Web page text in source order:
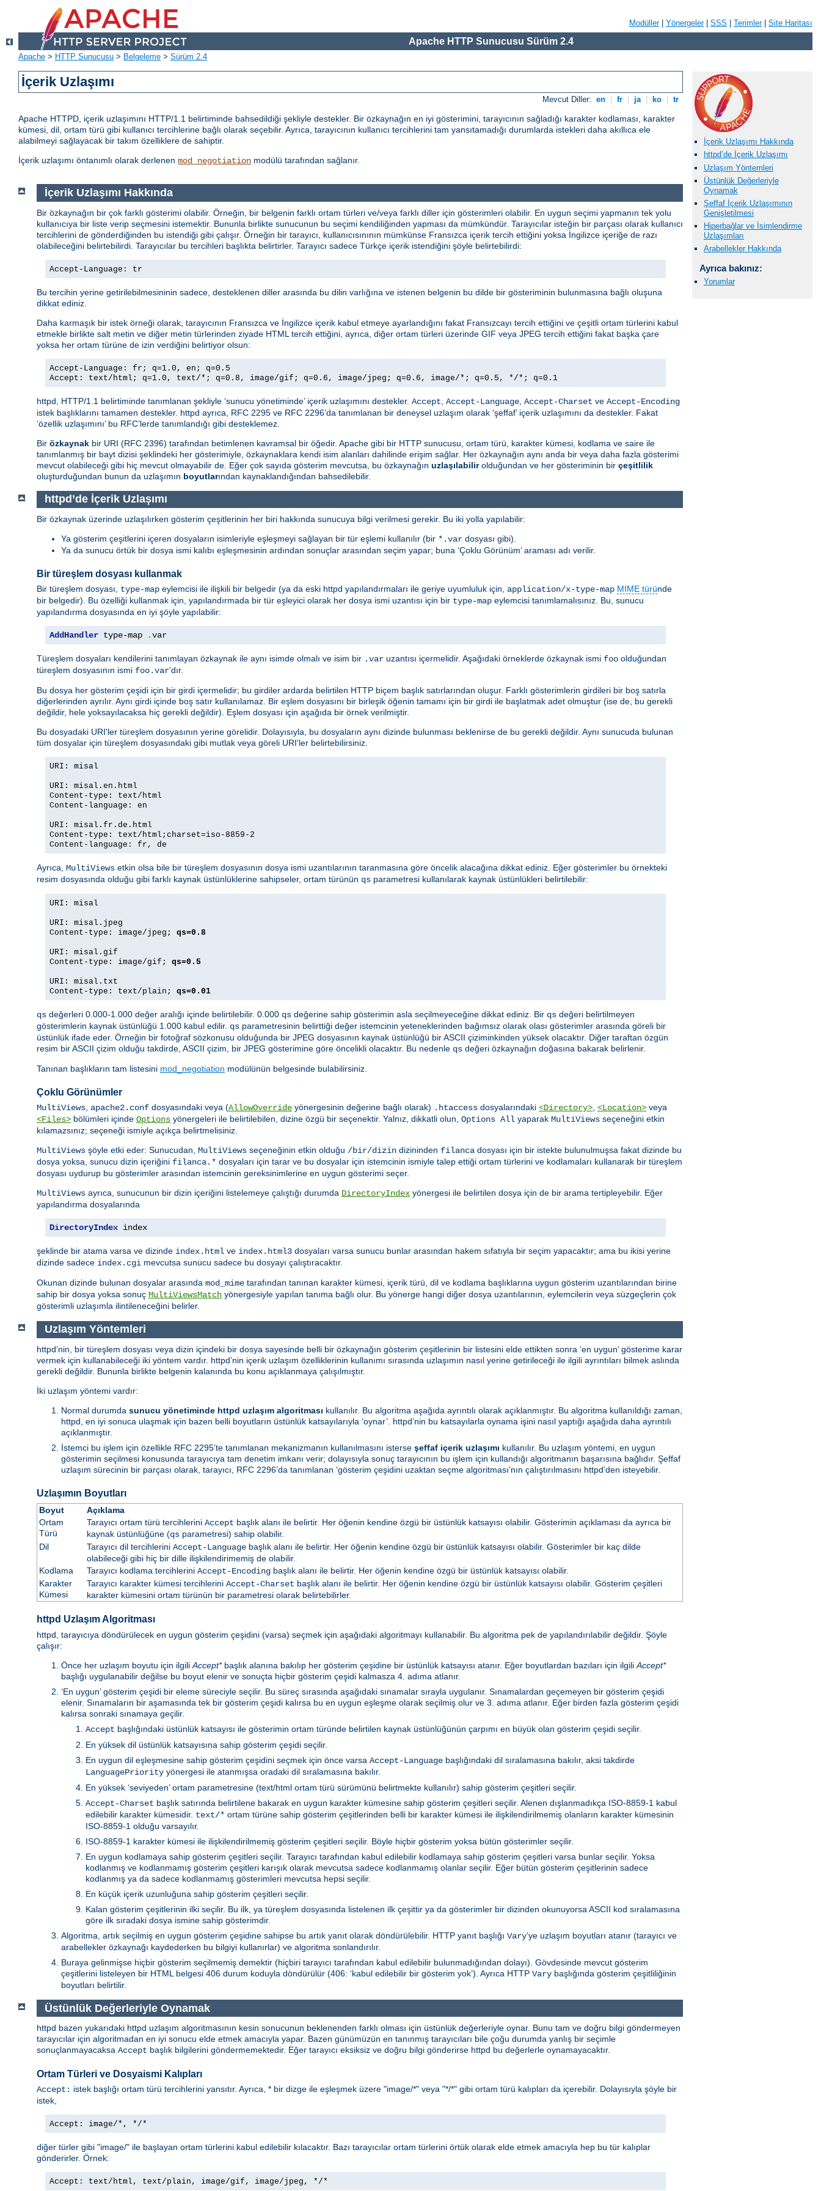
Modüller| Yönergeler| SSS Terimler| Site Haritası
Apache HTTP Sunucusu Sürüm 2.4
Apache > HTTP Sunucusu > Belgeleme > Sürüm 2.4
İçerik Uzlaşımı
Mevcut Diller: en fr ja ko tr
Apache HTTPD, içerik uzlaşımını HTTP/1.1 belirtiminde bahsedildiği şekliyle destekler. Bir özkaynağın en iyi gösterimini, tarayıcının sağladığı karakter kodlaması, karakter
kümesi, dil, ortam türü gibi kullanıcı tercihlerine bağlı olarak seçebilir. Ayrıca, tarayıcının kullanıcı tercihlerini tam yansıtamadığı durumlarda istekleri daha akıllıca ele
alabilmeyi sağlayacak bir takım özelliklere de sahiptir.
İçerik uzlaşımı öntanımlı olarak derlenen mod_negotiation modülü tarafından sağlanır.
İçerik Uzlaşımı Hakkında
httpd’de İçerik Uzlaşımı
Uzlaşım Yöntemleri
Üstünlük Değerleriyle
Oynamak
Şeffaf İçerik Uzlaşımının
Genişletilmesi
Hiperbağlar ve İsimlendirme
Uzlaşımları
Arabellekler Hakkında
Ayrıca bakınız:
Yorumlar
İçerik Uzlaşımı Hakkında
Bir özkaynağın bir çok farklı gösterimi olabilir. Örneğin, bir belgenin farklı ortam türleri ve/veya farklı diller için gösterimleri olabilir. En uygun seçimi yapmanın tek yolu
kullanıcıya bir liste verip seçmesini istemektir. Bununla birlikte sunucunun bu seçimi kendiliğinden yapması da mümkündür. Tarayıcılar isteğin bir parçası olarak kullanıcı
tercihlerini de gönderdiğinden bu istendiği gibi çalışır. Örneğin bir tarayıcı, kullanıcısınının mümkünse Fransızca içerik tercih ettiğini yoksa İngilizce içeriğe de razı
olabileceğini belirtebilirdi. Tarayıcılar bu tercihleri başlıkta belirtirler. Tarayıcı sadece Türkçe içerik istendiğini şöyle belirtebilirdi:
Accept-Language: tr
Bu tercihin yerine getirilebilmesininin sadece, desteklenen diller arasında bu dilin varlığına ve istenen belgenin bu dilde bir gösteriminin bulunmasına bağlı oluşuna
dikkat ediniz.
Daha karmaşık bir istek örneği olarak, tarayıcının Fransızca ve İngilizce içerik kabul etmeye ayarlandığını fakat Fransızcayı tercih ettiğini ve çeşitli ortam türlerini kabul
etmekle birlikte salt metin ve diğer metin türlerinden ziyade HTML tercih ettiğini, ayrıca, diğer ortam türleri üzerinde GIF veya JPEG tercih ettiğini fakat başka çare
yoksa her ortam türüne de izin verdiğini belirtiyor olsun:
Accept-Language: fr; q=1.0, en; q=0.5
Accept: text/html; q=1.0, text/*; q=0.8, image/gif; q=0.6, image/jpeg; q=0.6, image/*; q=0.5, */*; q=0.1
httpd, HTTP/1.1 belirtiminde tanımlanan şekliyle ‘sunucu yönetiminde’ içerik uzlaşımını destekler. Accept Accept-Language Accept-Charset ve Accept-Encoding
istek başlıklarını tamamen destekler. httpd ayrıca, RFC 2295 ve RFC 2296’da tanımlanan bir deneysel uzlaşım olarak ‘şeffaf’ içerik uzlaşımını da destekler. Fakat
‘özellik uzlaşımını’ bu RFC’lerde tanımlandığı gibi desteklemez.
Bir özkaynak bir URI (RFC 2396) tarafından betimlenen kavramsal bir öğedir. Apache gibi bir HTTP sunucusu, ortam türü, karakter kümesi, kodlama ve saire ile
tanımlanmış bir bayt dizisi şeklindeki her gösterimiyle, özkaynaklara kendi isim alanları dahilinde erişim sağlar. Her özkaynağın aynı anda bir veya daha fazla gösterimi
mevcut olabileceği gibi hiç mevcut olmayabilir de. Eğer çok sayıda gösterim mevcutsa, bu özkaynağın uzlaşılabilirolduğundan ve her gösteriminin bir çeşitlilik
oluşturduğundan bunun da uzlaşımın boyutlarından kaynaklandığından bahsedilebilir.
httpd’de İçerik Uzlaşımı
Bir özkaynak üzerinde uzlaşılırken gösterim çeşitlerinin her biri hakkında sunucuya bilgi verilmesi gerekir. Bu iki yolla yapılabilir:
Ya gösterim çeşitlerini içeren dosyaların isimleriyle eşleşmeyi sağlayan bir tür eşlemi kullanılır (bir *.var dosyası gibi).
Ya da sunucu örtük bir dosya ismi kalıbı eşleşmesinin ardından sonuçlar arasından seçim yapar; buna ‘Çoklu Görünüm’ araması adı verilir.
Bir türeşlem dosyası kullanmak
Bir türeşlem dosyası, type-map eylemcisi ile ilişkili bir belgedir (ya da eski httpd yapılandırmaları ile geriye uyumluluk için, application/x-type-map MIME türünde
bir belgedir). Bu özelliği kullanmak için, yapılandırmada bir tür eşleyici olarak her dosya ismi uzantısı için bir type-map eylemcisi tanımlamalısınız. Bu, sunucu
yapılandırma dosyasında en iyi şöyle yapılabilir:
AddHandler type-map .var
Türeşlem dosyaları kendilerini tanımlayan özkaynak ile aynı isimde olmalı ve isim bir .var uzantısı içermelidir. Aşağıdaki örneklerde özkaynak ismi foo olduğundan
türeşlem dosyasının ismi foo.var'dır.
Bu dosya her gösterim çeşidi için bir girdi içermelidir; bu girdiler ardarda belirtilen HTTP biçem başlık satırlarından oluşur. Farklı gösterimlerin girdileri bir boş satırla
diğerlerinden ayrılır. Aynı girdi içinde boş satır kullanılamaz. Bir eşlem dosyasını bir birleşik öğenin tamamı için bir girdi ile başlatmak adet olmuştur (ise de, bu gerekli
değildir, hele yoksayılacaksa hiç gerekli değildir). Eşlem dosyası için aşağıda bir örnek verilmiştir.
Bu dosyadaki URI'ler türeşlem dosyasının yerine görelidir. Dolayısıyla, bu dosyaların aynı dizinde bulunması beklenirse de bu gerekli değildir. Aynı sunucuda bulunan
tüm dosyalar için türeşlem dosyasındaki gibi mutlak veya göreli URI'ler belirtebilirsiniz.
URI: misal
URI: misal.en.html
Content-type: text/html
Content-language: en
URI: misal.fr.de.html
Content-type: text/html;charset=iso-8859-2
Content-language: fr, de
Ayrıca, MultiViews etkin olsa bile bir türeşlem dosyasının dosya ismi uzantılarının taranmasına göre öncelik alacağına dikkat ediniz. Eğer gösterimler bu örnekteki
resim dosyasında olduğu gibi farklı kaynak üstünlüklerine sahipseler, ortam türünün qs parametresi kullanılarak kaynak üstünlükleri belirtilebilir:
URI: misal
URI: misal.jpeg
Content-type: image/jpeg; qs=0.8
URI: misal.gif
Content-type: image/gif; qs=0.5
URI: misal.txt
Content-type: text/plain; qs=0.01
qs değerleri 0.000-1.000 değer aralığı içinde belirtilebilir. 0.000 qs değerine sahip gösterimin asla seçilmeyeceğine dikkat ediniz. Bir qs değeri belirtilmeyen
gösterimlerin kaynak üstünlüğü 1.000 kabul edilir. qs parametresinin belirttiği değer istemcinin yeteneklerinden bağımsız olarak olası gösterimler arasında göreli bir
üstünlük ifade eder. Örneğin bir fotoğraf sözkonusu olduğunda bir JPEG dosyasının kaynak üstünlüğü bir ASCII çiziminkinden yüksek olacaktır. Diğer taraftan özgün
resim bir ASCII çizim olduğu takdirde, ASCII çizim, bir JPEG gösterimine göre öncelikli olacaktır. Bu nedenle qs değeri özkaynağın doğasına bakarak belirlenir.
Tanınan başlıkların tam listesini mod_negotiation modülünün belgesinde bulabilirsiniz.
Çoklu Görünümler
MultiViews, apache2.conf dosyasındaki veya (AllowOverride yönergesinin değerine bağlı olarak) .htaccess dosyalarındaki <Directory>, <Location> veya
<Files> bölümleri içinde Options yönergeleri ile belirtilebilen, dizine özgü bir seçenektir. Yalnız, dikkatli olun, Options All yaparak MultiViews seçeneğini etkin
kılamazsınız; seçeneği ismiyle açıkça belirtmelisiniz.
MultiViews şöyle etki eder: Sunucudan, MultiViews seçeneğinin etkin olduğu /bir/dizin dizininden filanca dosyası için bir istekte bulunulmuşsa fakat dizinde bu
dosya yoksa, sunucu dizin içeriğini filanca.* dosyaları için tarar ve bu dosyalar için istemcinin ismiyle talep ettiği ortam türlerini ve kodlamaları kullanarak bir türeşlem
dosyası uydurup bu gösterimler arasından istemcinin gereksinimlerine en uygun gösterimi seçer.
MultiViews ayrıca, sunucunun bir dizin içeriğini listelemeye çalıştığı durumda DirectoryIndex yönergesi ile belirtilen dosya için de bir arama tertipleyebilir. Eğer
yapılandırma dosyalarında
DirectoryIndex index
şeklinde bir atama varsa ve dizinde index.html ve index.html3 dosyaları varsa sunucu bunlar arasından hakem sıfatıyla bir seçim yapacaktır; ama bu ikisi yerine
dizinde sadece index.cgi mevcutsa sunucu sadece bu dosyayı çalıştıracaktır.
Okunan dizinde bulunan dosyalar arasında mod_mime tarafından tanınan karakter kümesi, içerik türü, dil ve kodlama başlıklarına uygun gösterim uzantılarından birine
sahip bir dosya yoksa sonuç MultiViewsMatch yönergesiyle yapılan tanıma bağlı olur. Bu yönerge hangi diğer dosya uzantılarının, eylemcilerin veya süzgeçlerin çok
gösterimli uzlaşımla ilintileneceğini belirler.
Uzlaşım Yöntemleri
httpd’nin, bir türeşlem dosyası veya dizin içindeki bir dosya sayesinde belli bir özkaynağın gösterim çeşitlerinin bir listesini elde ettikten sonra ‘en uygun’ gösterime karar
vermek için kullanabileceği iki yöntem vardır. httpd’nin içerik uzlaşım özelliklerinin kullanımı sırasında uzlaşımın nasıl yerine getirileceği ile ilgili ayrıntıları bilmek aslında
gerekli değildir. Bununla birlikte belgenin kalanında bu konu açıklanmaya çalışılmıştır.
İki uzlaşım yöntemi vardır:
Normal durumda sunucu yönetiminde httpd uzlaşım algoritması kullanılır. Bu algoritma aşağıda ayrıntılı olarak açıklanmıştır. Bu algoritma kullanıldığı zaman,
httpd, en iyi sonuca ulaşmak için bazen belli boyutların üstünlük katsayılarıyla ‘oynar’. httpd’nin bu katsayılarla oynama işini nasıl yaptığı aşağıda daha ayrıntılı
açıklanmıştır.
İstemci bu işlem için özellikle RFC 2295’te tanımlanan mekanizmanın kullanılmasını isterse şeffaf içerik uzlaşımı kullanılır. Bu uzlaşım yöntemi, en uygun
gösterimin seçilmesi konusunda tarayıcıya tam denetim imkanı verir; dolayısıyla sonuç tarayıcının bu işlem için kullandığı algoritmanın başarısına bağlıdır. Şeffaf
uzlaşım sürecinin bir parçası olarak, tarayıcı, RFC 2296’da tanımlanan ‘gösterim çeşidini uzaktan seçme algoritması’nın çalıştırılmasını httpd’den isteyebilir.
Uzlaşımın Boyutları
Boyut
Açıklama
Ortam
Türü
Tarayıcı ortam türü tercihlerini Accept başlık alanı ile belirtir. Her öğenin kendine özgü bir üstünlük katsayısı olabilir. Gösterimin açıklaması da ayrıca bir
kaynak üstünlüğüne (qsparametresi) sahip olabilir.
Dil
Tarayıcı dil tercihlerini Accept-Languagebaşlık alanı ile belirtir. Her öğenin kendine özgü bir üstünlük katsayısı olabilir. Gösterimler bir kaç dilde
olabileceği gibi hiç bir dille ilişkilendirimemiş de olabilir.
Kodlama
Tarayıcı kodlama tercihlerini Accept-Encodingbaşlık alanı ile belirtir. Her öğenin kendine özgü bir üstünlük katsayısı olabilir.
Karakter
Kümesi
Tarayıcı karakter kümesi tercihlerini Accept-Charset başlık alanı ile belirtir. Her öğenin kendine özgü bir üstünlük katsayısı olabilir. Gösterim çeşitleri
karakter kümesini ortam türünün bir parametresi olarak belirtebilirler.
httpd Uzlaşım Algoritması
httpd, tarayıcıya döndürülecek en uygun gösterim çeşidini (varsa) seçmek için aşağıdaki algoritmayı kullanabilir. Bu algoritma pek de yapılandırılabilir değildir. Şöyle
çalışır:
Önce her uzlaşım boyutu için ilgili Accept*başlık alanına bakılıp her gösterim çeşidine bir üstünlük katsayısı atanır. Eğer boyutlardan bazıları için ilgili Accept*
başlığı uygulanabilir değilse bu boyut elenir ve sonuçta hiçbir gösterim çeşidi kalmasza 4. adıma atlanır.
‘En uygun’ gösterim çeşidi bir eleme süreciyle seçilir. Bu süreç sırasında aşağıdaki sınamalar sırayla uygulanır. Sınamalardan geçemeyen bir gösterim çeşidi
elenir. Sınamaların bir aşamasında tek bir gösterim çeşidi kalırsa bu en uygun eşleşme olarak seçilmiş olur ve 3. adıma atlanır. Eğer birden fazla gösterim çeşidi
kalırsa sonraki sınamaya geçilir.
Accept başlığındaki üstünlük katsayısı ile gösterimin ortam türünde belirtilen kaynak üstünlüğünün çarpımı en büyük olan gösterim çeşidi seçilir.
En yüksek dil üstünlük katsayısına sahip gösterim çeşidi seçilir.
En uygun dil eşleşmesine sahip gösterim çeşidini seçmek için önce varsa Accept-Language başlığındaki dil sıralamasına bakılır, aksi takdirde
LanguagePriority yönergesi ile atanmışsa oradaki dil sıralamasına bakılır.
En yüksek ‘seviyeden’ ortam parametresine (text/html ortam türü sürümünü belirtmekte kullanılır) sahip gösterim çeşitleri seçilir.
Accept-Charset başlık satırında belirtilene bakarak en uygun karakter kümesine sahip gösterim çeşitleri seçilir. Alenen dışlanmadıkça ISO-8859-1 kabul
edilebilir karakter kümesidir. text/* ortam türüne sahip gösterim çeşitlerinden belli bir karakter kümesi ile ilişkilendirilmemiş olanların karakter kümesinin
ISO-8859-1 olduğu varsayılır.
ISO-8859-1 karakter kümesi ile ilişkilendirilmemiş gösterim çeşitleri seçilir. Böyle hiçbir gösterim yoksa bütün gösterimler seçilir.
En uygun kodlamaya sahip gösterim çeşitleri seçilir. Tarayıcı tarafından kabul edilebilir kodlamaya sahip gösterim çeşitleri varsa bunlar seçilir. Yoksa
kodlanmış ve kodlanmamış gösterim çeşitleri karışık olarak mevcutsa sadece kodlanmamış olanlar seçilir. Eğer bütün gösterim çeşitlerinin sadece
kodlanmış ya da sadece kodlanmamış gösterimleri mevcutsa hepsi seçilir.
En küçük içerik uzunluğuna sahip gösterim çeşitleri seçilir.
Kalan gösterim çeşitlerinin ilki seçilir. Bu ilk, ya türeşlem dosyasında listelenen ilk çeşittir ya da gösterimler bir dizinden okunuyorsa ASCII kod sıralamasına
göre ilk sıradaki dosya ismine sahip gösterimdir.
Algoritma, artık seçilmiş en uygun gösterim çeşidine sahipse bu artık yanıt olarak döndürülebilir. HTTP yanıt başlığı Vary’ye uzlaşım boyutları atanır (tarayıcı ve
arabellekler özkaynağı kaydederken bu bilgiyi kullanırlar) ve algoritma sonlandırılır.
Buraya gelinmişse hiçbir gösterim seçilmemiş demektir (hiçbiri tarayıcı tarafından kabul edilebilir bulunmadığından dolayı). Gövdesinde mevcut gösterim
çeşitlerini listeleyen bir HTML belgesi 406 durum koduyla döndürülür (406: ‘kabul edilebilir bir gösterim yok’). Ayrıca HTTP Vary başlığında gösterim çeşitliliğinin
boyutları belirtilir.
Üstünlük Değerleriyle Oynamak
httpd bazen yukarıdaki httpd uzlaşım algoritmasının kesin sonucunun beklenenden farklı olması için üstünlük değerleriyle oynar. Bunu tam ve doğru bilgi göndermeyen
tarayıcılar için algoritmadan en iyi sonucu elde etmek amacıyla yapar. Bazen günümüzün en tanınmış tarayıcıları bile çoğu durumda yanlış bir seçimle
sonuçlanmayacaksa Accept başlık bilgilerini göndermemektedir. Eğer tarayıcı eksiksiz ve doğru bilgi gönderirse httpd bu değerlerle oynamayacaktır.
Ortam Türleri ve Dosyaismi Kalıpları
Accept: istek başlığı ortam türü tercihlerini yansıtır. Ayrıca, * bir dizge ile eşleşmek üzere "image/*" veya "*/*" gibi ortam türü kalıpları da içerebilir. Dolayısıyla şöyle bir
istek,
Accept: image/*, */*
diğer türler gibi "image/" ile başlayan ortam türlerini kabul edilebilir kılacaktır. Bazı tarayıcılar ortam türlerini örtük olarak elde etmek amacıyla hep bu tür kalıplar
gönderirler. Örnek:
Accept: text/html, text/plain, image/gif, image/jpeg, */*